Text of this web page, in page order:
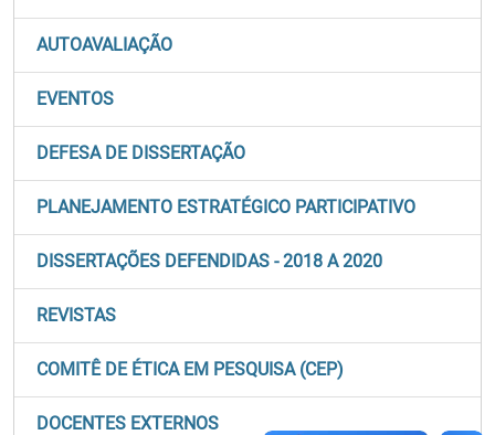
AUTOAVALIAÇÃO
EVENTOS
DEFESA DE DISSERTAÇÃO
PLANEJAMENTO ESTRATÉGICO PARTICIPATIVO
DISSERTAÇÕES DEFENDIDAS - 2018 A 2020
REVISTAS
COMITÊ DE ÉTICA EM PESQUISA (CEP)
DOCENTES EXTERNOS